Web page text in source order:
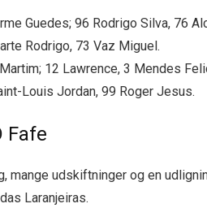
Guedes; 96 Rodrigo Silva, 76
Rodrigo, 73 Vaz Miguel.
12 Lawrence, 3 Mendes
Louis Jordan, 99 Roger Jesus.
Fafe
mange udskiftninger og en
Laranjeiras.